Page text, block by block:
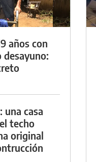
años con
desayuno:
una casa
techo
original